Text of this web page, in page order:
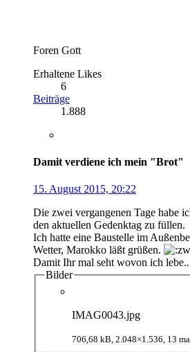
Foren Gott
Erhaltene Likes
6
Beiträge
1.888
Damit verdiene ich mein "Brot"
15. August 2015, 20:22
Die zwei vergangenen Tage habe
den aktuellen Gedenktag zu füllen.
Ich hatte eine Baustelle im
Wetter, Marokko läßt grüßen.
Damit Ihr mal seht wovon ich
Bilder
IMAG0043.jpg
706,68 kB, 2.048×1.536, 13